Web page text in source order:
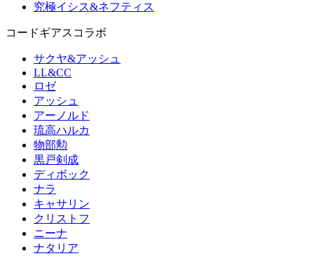
究極イシス&ネフティス
コードギアスコラボ
サクヤ&アッシュ
LL&CC
ロゼ
アッシュ
アーノルド
琉高ハルカ
物部勲
黒戸剣成
ディボック
ナラ
キャサリン
クリストフ
ニーナ
ナタリア